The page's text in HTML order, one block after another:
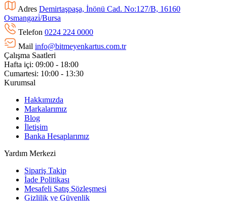
Adres Demirtaşpaşa, İnönü Cad. No:127/B, 16160
Osmangazi̇/Bursa
Telefon 0224 224 0000
Mail info@bitmeyenkartus.com.tr
Çalışma Saatleri
Hafta içi: 09:00 - 18:00
Cumartesi: 10:00 - 13:30
Kurumsal
Hakkımızda
Markalarımız
Blog
İletişim
Banka Hesaplarımız
Yardım Merkezi
Sipariş Takip
İade Politikası
Mesafeli Satış Sözleşmesi
Gizlilik ve Güvenlik